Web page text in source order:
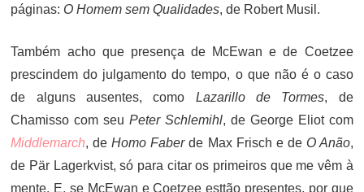
páginas: O Homem sem Qualidades, de Robert Musil.
Também acho que presença de McEwan e de Coetzee
prescindem do julgamento do tempo, o que não é o caso
de alguns ausentes, como Lazarillo de Tormes, de
Chamisso com seuPeter Schlemihl, de George Eliot com
Middlemarch, deHomo Faberde Max Frisch e de O Anão,
de Pär Lagerkvist, só para citar os primeiros que me vêm à
mente. E, se McEwan e Coetzee esttão presentes, por que